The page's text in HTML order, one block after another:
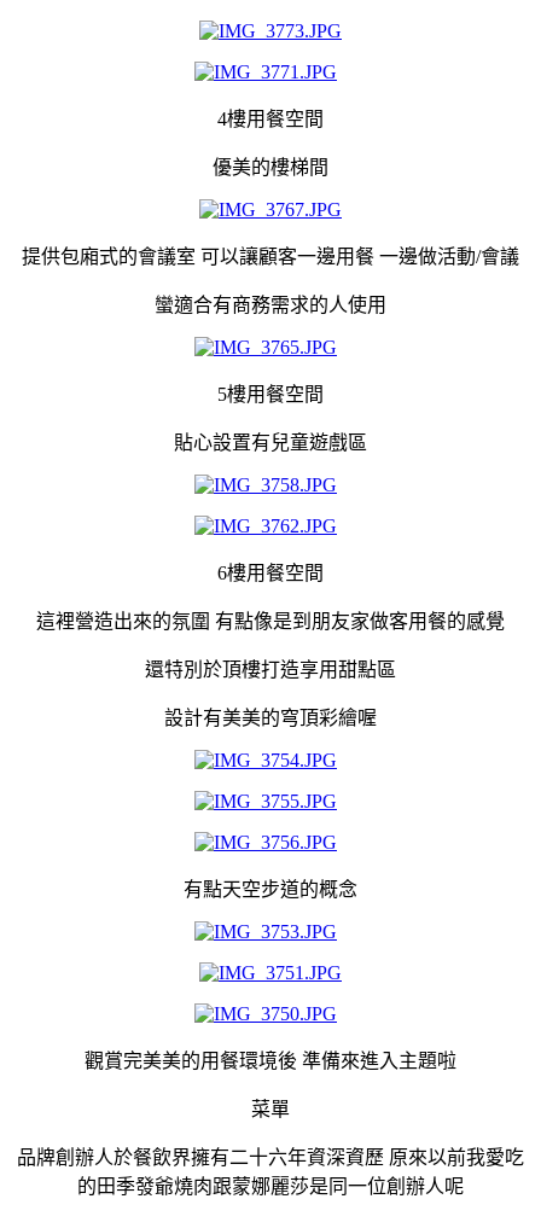
4樓用餐空間
優美的樓梯間
提供包廂式的會議室 可以讓顧客一邊用餐 一邊做活動/會議
蠻適合有商務需求的人使用
5樓用餐空間
貼心設置有兒童遊戲區
6樓用餐空間
這裡營造出來的氛圍 有點像是到朋友家做客用餐的感覺
還特別於頂樓打造享用甜點區
設計有美美的穹頂彩繪喔
有點天空步道的概念
觀賞完美美的用餐環境後 準備來進入主題啦
菜單
品牌創辦人於餐飲界擁有二十六年資深資歷 原來以前我愛吃
的田季發爺燒肉跟蒙娜麗莎是同一位創辦人呢